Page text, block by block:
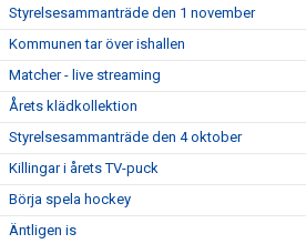
Styrelsesammanträde den 1 november
Kommunen tar över ishallen
Matcher - live streaming
Årets klädkollektion
Styrelsesammanträde den 4 oktober
Killingar i årets TV-puck
Börja spela hockey
Äntligen is